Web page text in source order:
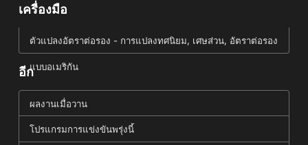
เครื่องมือ
ตัวแปลงอัตราต่อรอง - การแปลงทศนิยม, เศษส่วน, อัตราต่อรอง
แบบอเมริกัน
อีก
ผลงานเมื่อวาน
โปรแกรมการแข่งขันพรุ่งนี้